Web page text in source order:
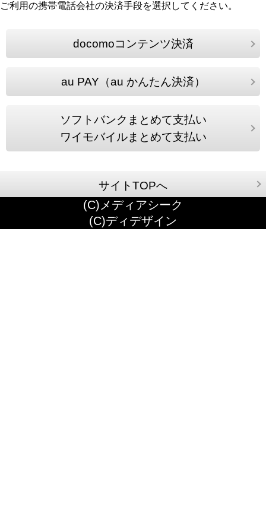
ご利用の携帯電話会社の決済手段を選択してください。
docomoコンテンツ決済
au PAY（au かんたん決済）
ソフトバンクまとめて支払い
ワイモバイルまとめて支払い
サイトTOPへ
(C)メディアシーク
(C)ディデザイン